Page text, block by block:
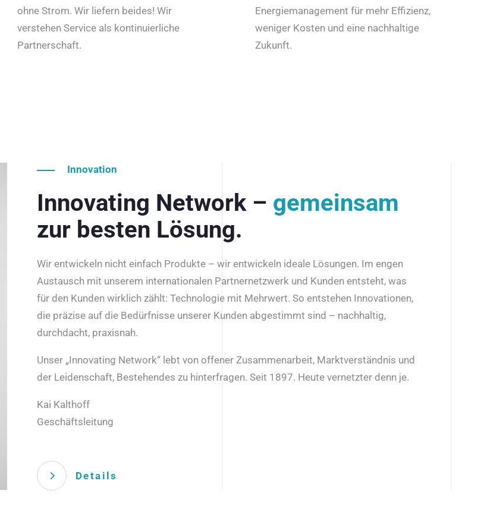
ohne Strom. Wir liefern beides! Wir
verstehen Service als kontinuierliche
Partnerschaft.
Energiemanagement für mehr Effizienz,
weniger Kosten und eine nachhaltige
Zukunft.
Innovation
Innovating Network – gemeinsam
zur besten Lösung.
Wir entwickeln nicht einfach Produkte – wir entwickeln ideale Lösungen. Im engen
Austausch mit unserem internationalen Partnernetzwerk und Kunden entsteht, was
für den Kunden wirklich zählt: Technologie mit Mehrwert. So entstehen Innovationen,
die präzise auf die Bedürfnisse unserer Kunden abgestimmt sind – nachhaltig,
durchdacht, praxisnah.
Unser „Innovating Network“ lebt von offener Zusammenarbeit, Marktverständnis und
der Leidenschaft, Bestehendes zu hinterfragen. Seit 1897. Heute vernetzter denn je.
Kai Kalthoff
Geschäftsleitung
Details